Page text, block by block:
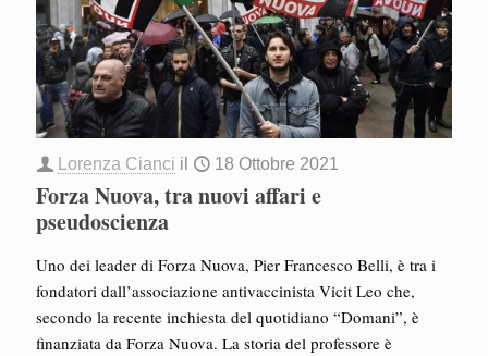
Lorenza Cianci il 18 Ottobre 2021
Forza Nuova, tra nuovi affari e
pseudoscienza
Uno dei leader di Forza Nuova, Pier Francesco Belli, è tra i
fondatori dall’associazione antivaccinista Vicit Leo che,
secondo la recente inchiesta del quotidiano “Domani”, è
finanziata da Forza Nuova. La storia del professore è